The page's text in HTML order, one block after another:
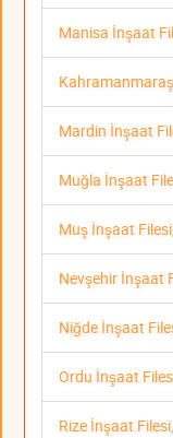
Manisa İnşaat
Mardin İnşaat
Muğla İnşaat
Muş İnşaat
Nevşehir İnşaat
Niğde İnşaat
Ordu İnşaat
Rize İnşaat